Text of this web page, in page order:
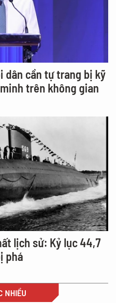
dân cần tự trang bị kỹ
trên không gian
lịch sử: Kỷ lục 44,7
phá
NHIỀU